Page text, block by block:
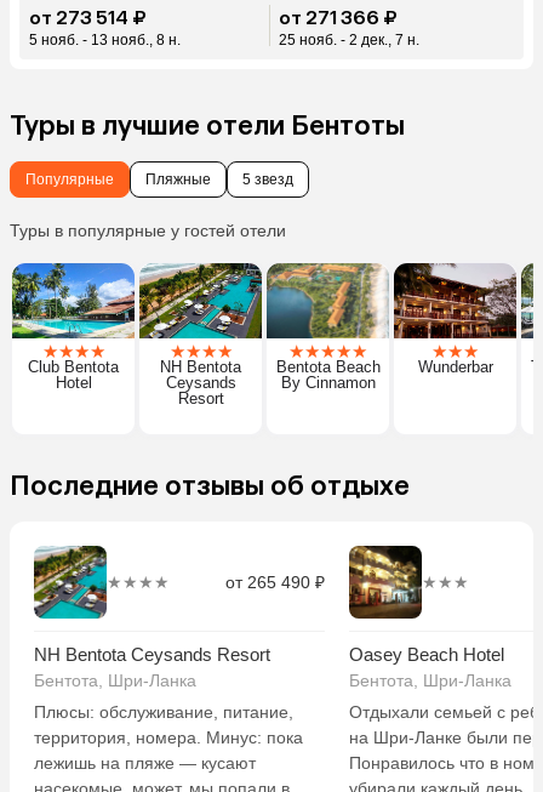
от 273 514 ₽
5 нояб. - 13 нояб., 8 н.
от 271 366 ₽
25 нояб. - 2 дек., 7 н.
Туры в лучшие отели Бентоты
Популярные Пляжные 5 звезд
Туры в популярные у гостей отели
★★★★
Club Bentota
Hotel
★★★★
NH Bentota
Ceysands
Resort
★★★★★
Bentota Beach
By Cinnamon
★★★
Wunderbar
Последние отзывы об отдыхе
★★★★ от 265 490 ₽
NH Bentota Ceysands Resort
Бентота, Шри-Ланка
Плюсы: обслуживание, питание,
территория, номера. Минус: пока
лежишь на пляже — кусают
★★★
Oasey Beach Hotel
Бентота, Шри-Ланка
Отдыхали семьей с
на Шри-Ланке были
Понравилось что в